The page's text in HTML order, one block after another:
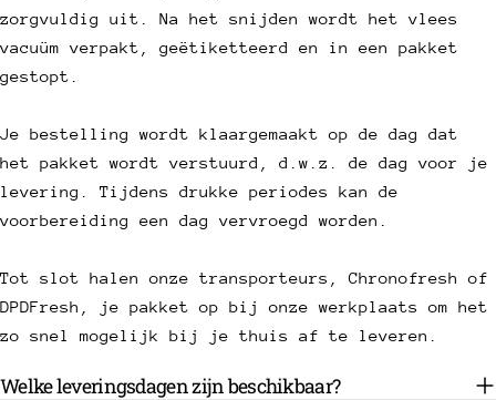
zorgvuldig uit. Na het snijden wordt het vlees
vacuüm verpakt, geëtiketteerd en in een pakket
gestopt.
Je bestelling wordt klaargemaakt op de dag dat
het pakket wordt verstuurd, d.w.z. de dag voor je
levering. Tijdens drukke periodes kan de
voorbereiding een dag vervroegd worden.
Tot slot halen onze transporteurs, Chronofresh of
DPDFresh, je pakket op bij onze werkplaats om het
zo snel mogelijk bij je thuis af te leveren.
Welke leveringsdagen zijn beschikbaar?